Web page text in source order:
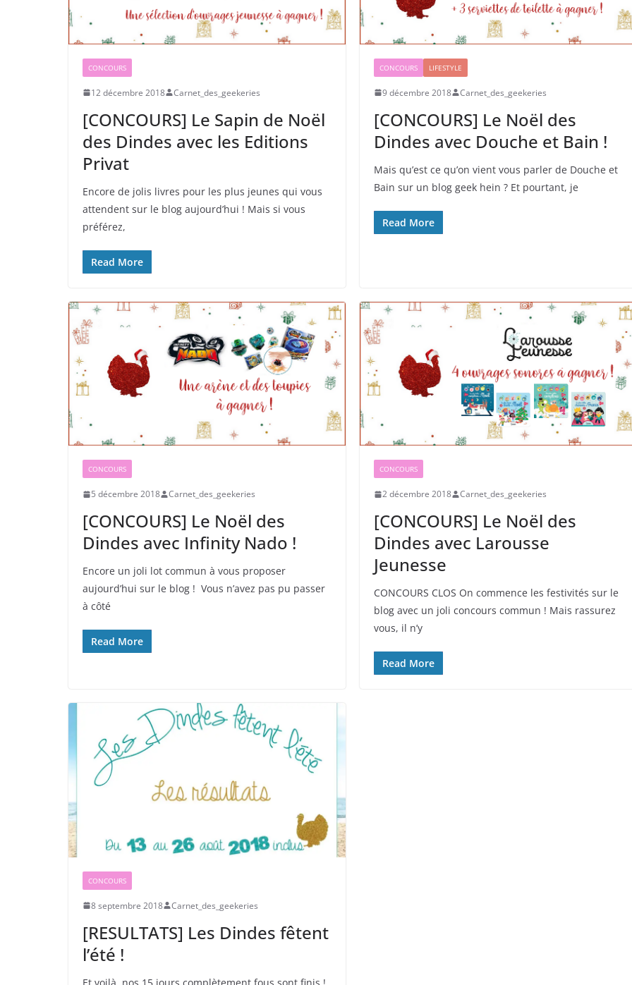
CONCOURS
12 décembre 2018 Carnet_des_geekeries
[CONCOURS] Le Sapin de Noël
des Dindes avec les Editions
Privat
Encore de jolis livres pour les plus jeunes qui vous
attendent sur le blog aujourd’hui ! Mais si vous
préférez,
Read More
CONCOURS LIFESTYLE
9 décembre 2018 Carnet_des_geekeries
[CONCOURS] Le Noël des
Dindes avec Douche et Bain !
Mais qu’est ce qu’on vient vous parler de Douche et
Bain sur un blog geek hein ? Et pourtant, je
Read More
CONCOURS
5 décembre 2018 Carnet_des_geekeries
[CONCOURS] Le Noël des
Dindes avec Infinity Nado !
Encore un joli lot commun à vous proposer
aujourd’hui sur le blog ! Vous n’avez pas pu passer
à côté
Read More
CONCOURS
2 décembre 2018 Carnet_des_geekeries
[CONCOURS] Le Noël des
Dindes avec Larousse
Jeunesse
CONCOURS CLOS On commence les festivités sur le
blog avec un joli concours commun ! Mais rassurez
vous, il n’y
Read More
CONCOURS
8 septembre 2018 Carnet_des_geekeries
[RESULTATS] Les Dindes fêtent
l’été !
Et voilà, nos 15 jours complètement fous sont finis !